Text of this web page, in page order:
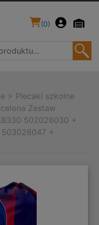
(0)
> Plecaki szkolne
Zestaw
502026030 +
+